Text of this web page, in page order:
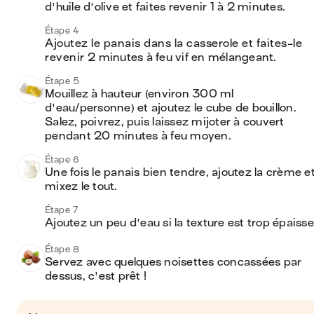
d'huile d'olive et faites revenir 1 à 2 minutes.
Étape 4
Ajoutez le panais dans la casserole et faites-le
revenir 2 minutes à feu vif en mélangeant.
Étape 5
Mouillez à hauteur (environ 300 ml
d'eau/personne) et ajoutez le cube de bouillon.
Salez, poivrez, puis laissez mijoter à couvert
pendant 20 minutes à feu moyen.
Étape 6
Une fois le panais bien tendre, ajoutez la crème
mixez le tout.
Étape 7
Ajoutez un peu d'eau si la texture est trop
Étape 8
Servez avec quelques noisettes concassées par
dessus, c'est prêt !